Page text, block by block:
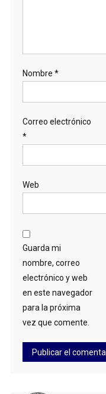
Nombre *
Correo electrónico
*
Web
Guarda mi
nombre, correo
electrónico y web
en este navegador
para la próxima
vez que comente.